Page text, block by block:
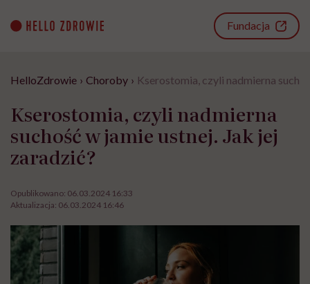
content
Fundacja
HelloZdrowie › Choroby › Kserostomia, czyli nadmierna
Kserostomia, czyli nadmierna
suchość w jamie ustnej. Jak jej
zaradzić?
Opublikowano: 06.03.2024 16:33
Aktualizacja: 06.03.2024 16:46